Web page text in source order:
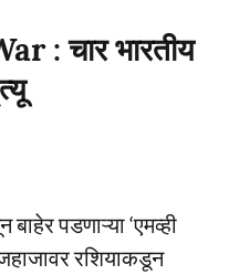
: चार भारतीय
पडणाऱ्या ‘एमव्ही
जहाजावर रशियाकडून